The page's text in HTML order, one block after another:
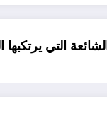
السباحون